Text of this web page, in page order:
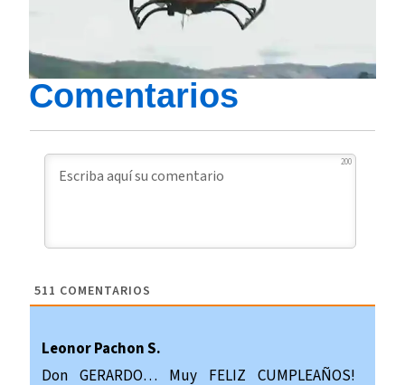
Comentarios
200
511 COMENTARIOS
Leonor Pachon S.
Don GERARDO… Muy FELIZ CUMPLEAÑOS!